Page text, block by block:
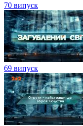
70 випуск
69 випуск